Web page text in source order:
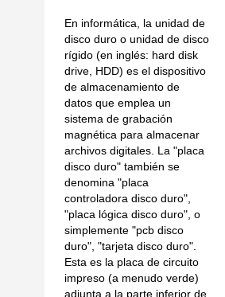
En informática, la unidad de
disco duro o unidad de disco
rígido (en inglés: hard disk
drive, HDD) es el dispositivo
de almacenamiento de
datos que emplea un
sistema de grabación
magnética para almacenar
archivos digitales. La "placa
disco duro" también se
denomina "placa
controladora disco duro",
"placa lógica disco duro", o
simplemente "pcb disco
duro", "tarjeta disco duro".
Esta es la placa de circuito
impreso (a menudo verde)
adjunta a la parte inferior de